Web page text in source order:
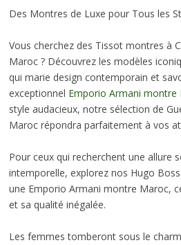
Des Montres de Luxe pour Tous les
Vous cherchez des Tissot montres à
Maroc ? Découvrez les modèles
qui marie design contemporain et
exceptionnel Emporio Armani montre
style audacieux, notre sélection de
Maroc répondra parfaitement à vos
Pour ceux qui recherchent une allure
intemporelle, explorez nos Hugo
une Emporio Armani montre Maroc,
et sa qualité inégalée.
Les femmes tomberont sous le